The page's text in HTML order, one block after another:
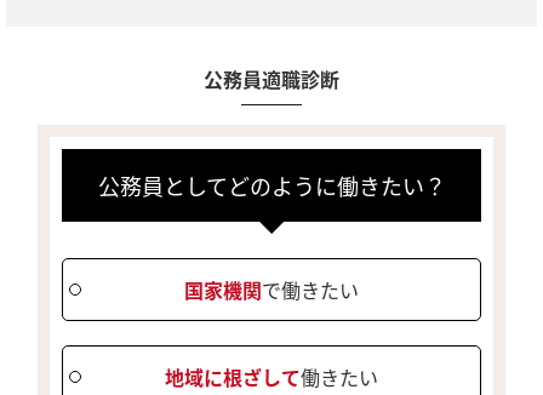
公務員適職診断
公務員としてどのように働きたい？
国家機関で働きたい
地域に根ざして働きたい